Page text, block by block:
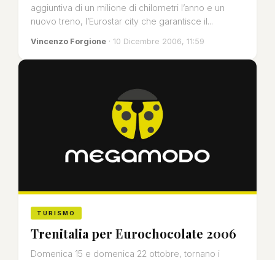
aggiuntiva di un milione di chilometri l’anno e un
nuovo treno, l’Eurostar city che garantisce il...
Vincenzo Forgione · 10 Dicembre 2006, 11:59
TURISMO
Trenitalia per Eurochocolate 2006
Domenica 15 e domenica 22 ottobre, tornano i